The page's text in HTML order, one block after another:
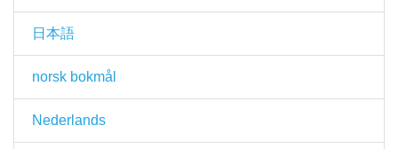
日本語
norsk bokmål
Nederlands